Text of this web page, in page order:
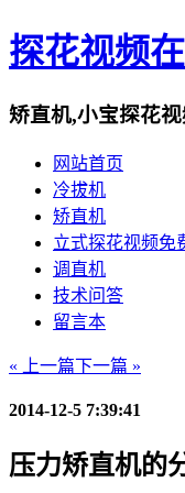
探花视频
矫直机,小宝探花
网站首页
冷拔机
矫直机
立式探花视频免
调直机
技术问答
留言本
« 上一篇下一篇 »
2014-12-5 7:39:41
压力矫直机的